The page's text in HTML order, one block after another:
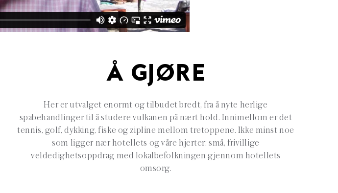
Å GJØRE
Her er utvalget enormt og tilbudet bredt, fra å nyte herlige
spabehandlinger til å studere vulkanen på nært hold. Innimellom er det
tennis, golf, dykking, fiske og zipline mellom tretoppene. Ikke minst noe
som ligger nær hotellets og våre hjerter: små, frivillige
veldedighetsoppdrag med lokalbefolkningen gjennom hotellets
omsorg.